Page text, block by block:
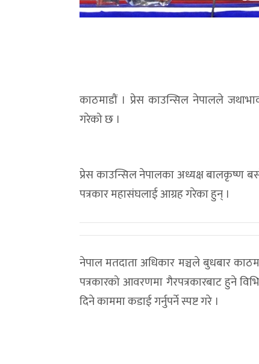
काठमाडौं । प्रेस काउन्सिल नेपालले
गरेको छ ।
प्रेस काउन्सिल नेपालका अध्यक्ष बालकृष्ण
पत्रकार महासंघलाई आग्रह गरेका हुन् ।
नेपाल मतदाता अधिकार मञ्चले बुधबार
पत्रकारको आवरणमा गैरपत्रकारबाट हुने
दिने काममा कडाई गर्नुपर्ने स्पष्ट गरे ।